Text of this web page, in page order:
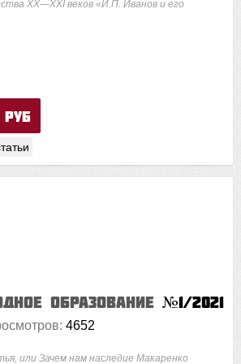
руб
XX—XXI веков «И.П. Иванов и его
образование №1/2021
4652
или Зачем нам наследие Макаренко